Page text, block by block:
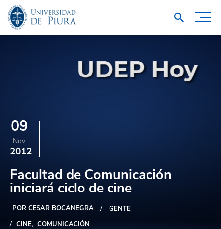
09
Nov
2012
Facultad de Comunicación
iniciará ciclo de cine
POR CESAR BOCANEGRA
GENTE
CINE
COMUNICACIÓN